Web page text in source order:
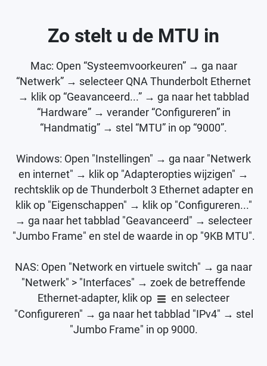
Zo stelt u de MTU in
Mac: Open “Systeemvoorkeuren” → ga naar
“Netwerk” → selecteer QNA Thunderbolt Ethernet
→ klik op “Geavanceerd...” → ga naar het tabblad
“Hardware” → verander “Configureren” in
“Handmatig” → stel “MTU” in op “9000”.
Windows: Open "Instellingen" → ga naar "Netwerk
en internet" → klik op "Adapteropties wijzigen" →
rechtsklik op de Thunderbolt 3 Ethernet adapter en
klik op "Eigenschappen" → klik op "Configureren..."
→ ga naar het tabblad "Geavanceerd" → selecteer
"Jumbo Frame" en stel de waarde in op "9KB MTU".
NAS: Open "Network en virtuele switch" → ga naar
"Netwerk" > "Interfaces" → zoek de betreffende
Ethernet-adapter, klik op
en selecteer
"Configureren" → ga naar het tabblad "IPv4" → stel
"Jumbo Frame" in op 9000.